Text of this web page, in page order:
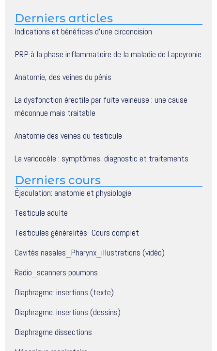
Derniers articles
Indications et bénéfices d’une circoncision
PRP à la phase inflammatoire de la maladie de Lapeyronie
Anatomie, des veines du pénis
La dysfonction érectile par fuite veineuse : une cause
méconnue mais traitable
Anatomie des veines du testicule
La varicocèle : symptômes, diagnostic et traitements
Derniers cours
Éjaculation: anatomie et physiologie
Testicule adulte
Testicules généralités- Cours complet
Cavités nasales_Pharynx_illustrations (vidéo)
Radio_scanners poumons
Diaphragme: insertions (texte)
Diaphragme: insertions (dessins)
Diaphragme dissections